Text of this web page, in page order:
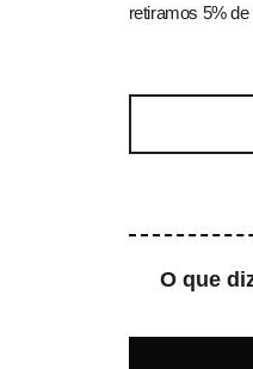
retiramos 5%
O que